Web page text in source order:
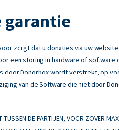
garantie
zorgt dat u donaties via uw
een storing in hardware of software
door Donorbox wordt verstrekt, op
van de Software die niet door
DE PARTIJEN, VOOR ZOVER